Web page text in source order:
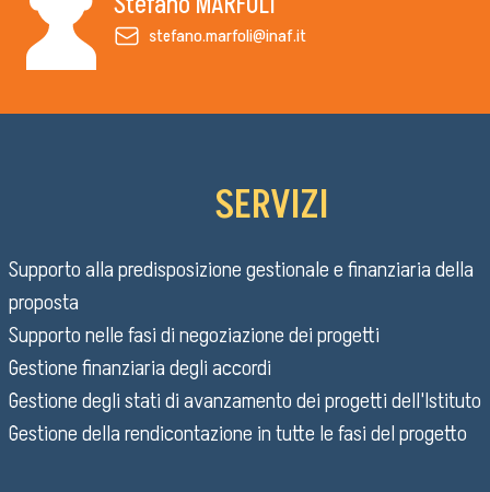
stefano.marfoli@inaf.it
SERVIZI
Supporto alla predisposizione gestionale e finanziaria della
proposta
Supporto nelle fasi di negoziazione dei progetti
Gestione finanziaria degli accordi
Gestione degli stati di avanzamento dei progetti dell'Istituto
Gestione della rendicontazione in tutte le fasi del progetto
Language: